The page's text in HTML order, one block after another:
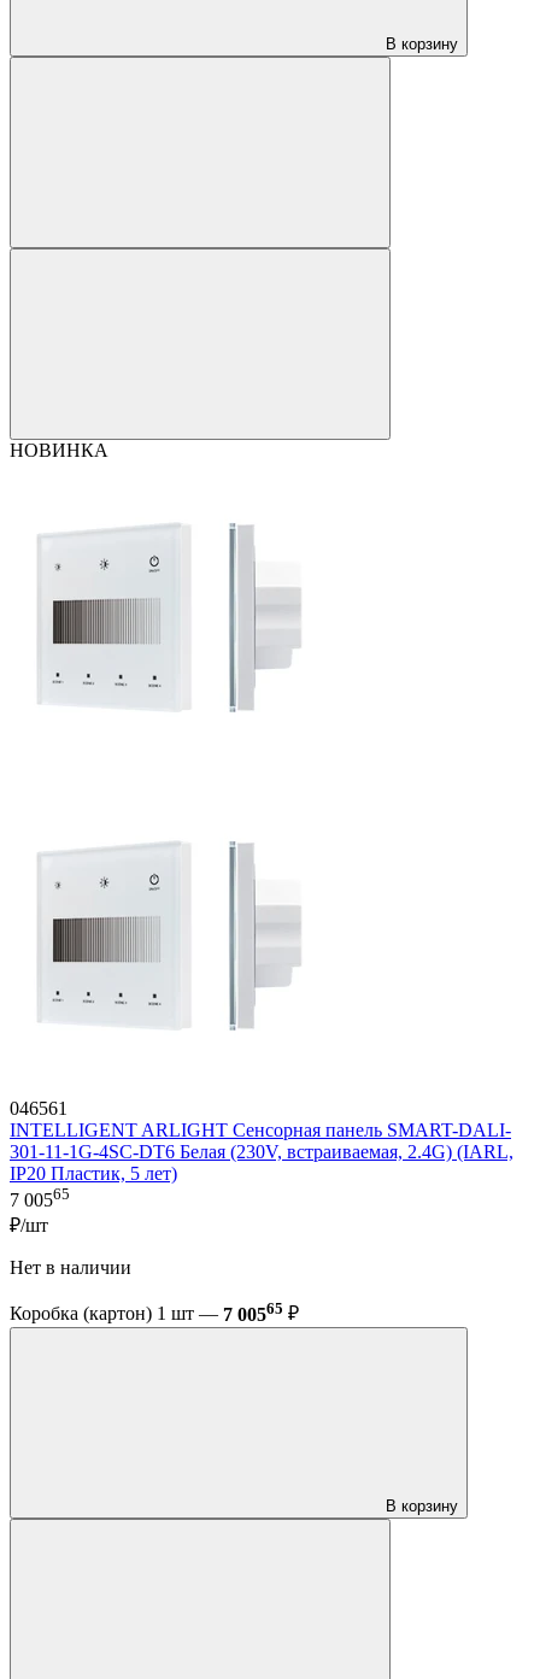
В корзину
НОВИНКА
046561
INTELLIGENT ARLIGHT Сенсорная панель SMART-DALI-
301-11-1G-4SC-DT6 Белая (230V, встраиваемая, 2.4G) (IARL,
IP20 Пластик, 5 лет)
7 00565
₽/шт
Нет в наличии
Коробка (картон) 1 шт — 7 00565 ₽
В корзину